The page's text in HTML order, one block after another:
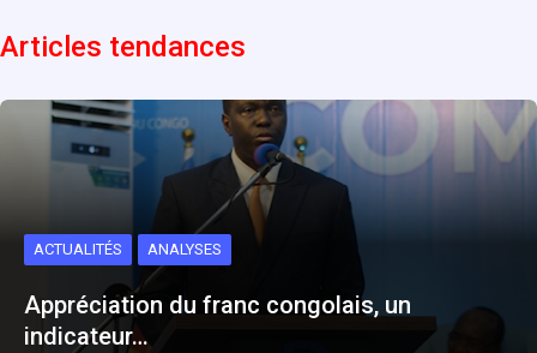
Articles tendances
ACTUALITÉS ANALYSES
Appréciation du franc congolais, un
indicateur…